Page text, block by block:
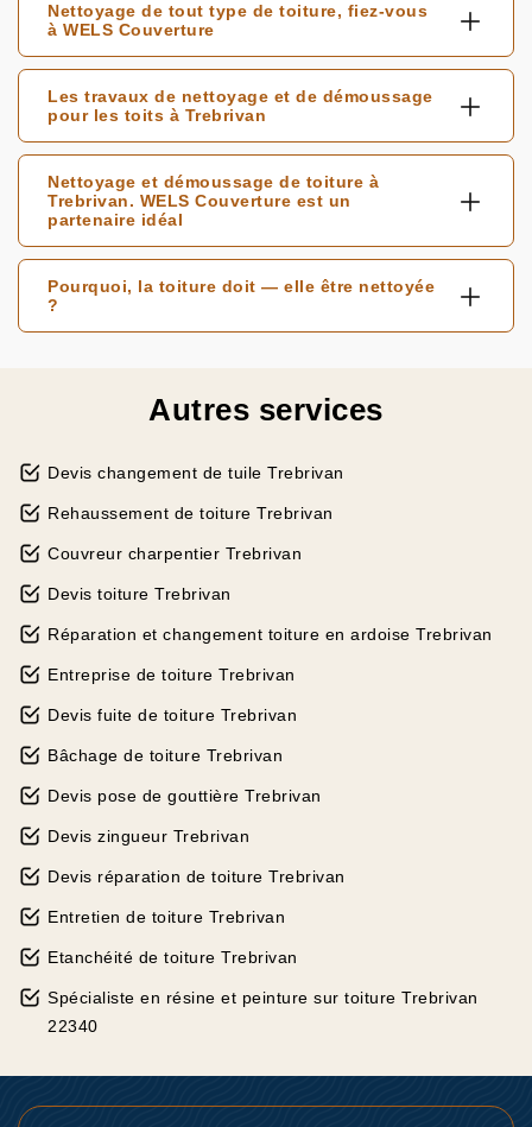
Nettoyage de tout type de toiture, fiez-vous
à WELS Couverture
Les travaux de nettoyage et de démoussage
pour les toits à Trebrivan
Nettoyage et démoussage de toiture à
Trebrivan. WELS Couverture est un
partenaire idéal
Pourquoi, la toiture doit — elle être nettoyée
?
Autres services
Devis changement de tuile Trebrivan
Rehaussement de toiture Trebrivan
Couvreur charpentier Trebrivan
Devis toiture Trebrivan
Réparation et changement toiture en ardoise Trebrivan
Entreprise de toiture Trebrivan
Devis fuite de toiture Trebrivan
Bâchage de toiture Trebrivan
Devis pose de gouttière Trebrivan
Devis zingueur Trebrivan
Devis réparation de toiture Trebrivan
Entretien de toiture Trebrivan
Etanchéité de toiture Trebrivan
Spécialiste en résine et peinture sur toiture Trebrivan
22340